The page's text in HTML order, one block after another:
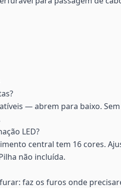
— abrem para baixo.
LED?
central tem 16 cores.
não incluída.
faz os furos onde